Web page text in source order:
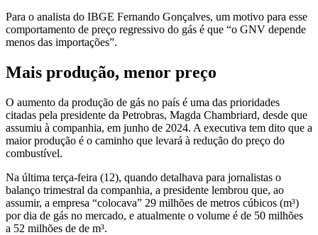
Para o analista do IBGE Fernando Gonçalves, um motivo para esse
comportamento de preço regressivo do gás é que “o GNV depende
menos das importações”.
Mais produção, menor preço
O aumento da produção de gás no país é uma das prioridades
citadas pela presidente da Petrobras, Magda Chambriard, desde que
assumiu à companhia, em junho de 2024. A executiva tem dito que a
maior produção é o caminho que levará à redução do preço do
combustível.
Na última terça-feira (12), quando detalhava para jornalistas o
balanço trimestral da companhia, a presidente lembrou que, ao
assumir, a empresa “colocava” 29 milhões de metros cúbicos (m³)
por dia de gás no mercado, e atualmente o volume é de 50 milhões
a 52 milhões de de m³.